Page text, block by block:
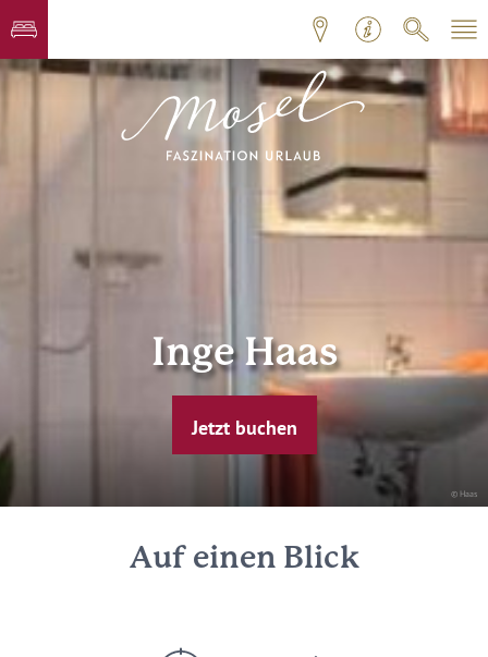
© Haas
Inge Haas
Jetzt buchen
Auf einen Blick